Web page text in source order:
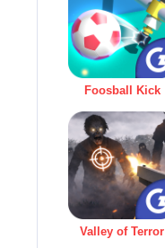
Foosball Kick
Valley of Terror